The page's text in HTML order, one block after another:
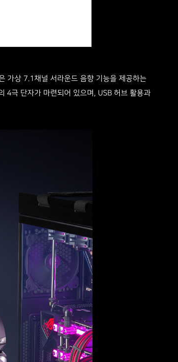
가상 7.1채널 서라운드 음향 기능을 제공하는
4극 단자가 마련되어 있으며, USB 허브 활용과